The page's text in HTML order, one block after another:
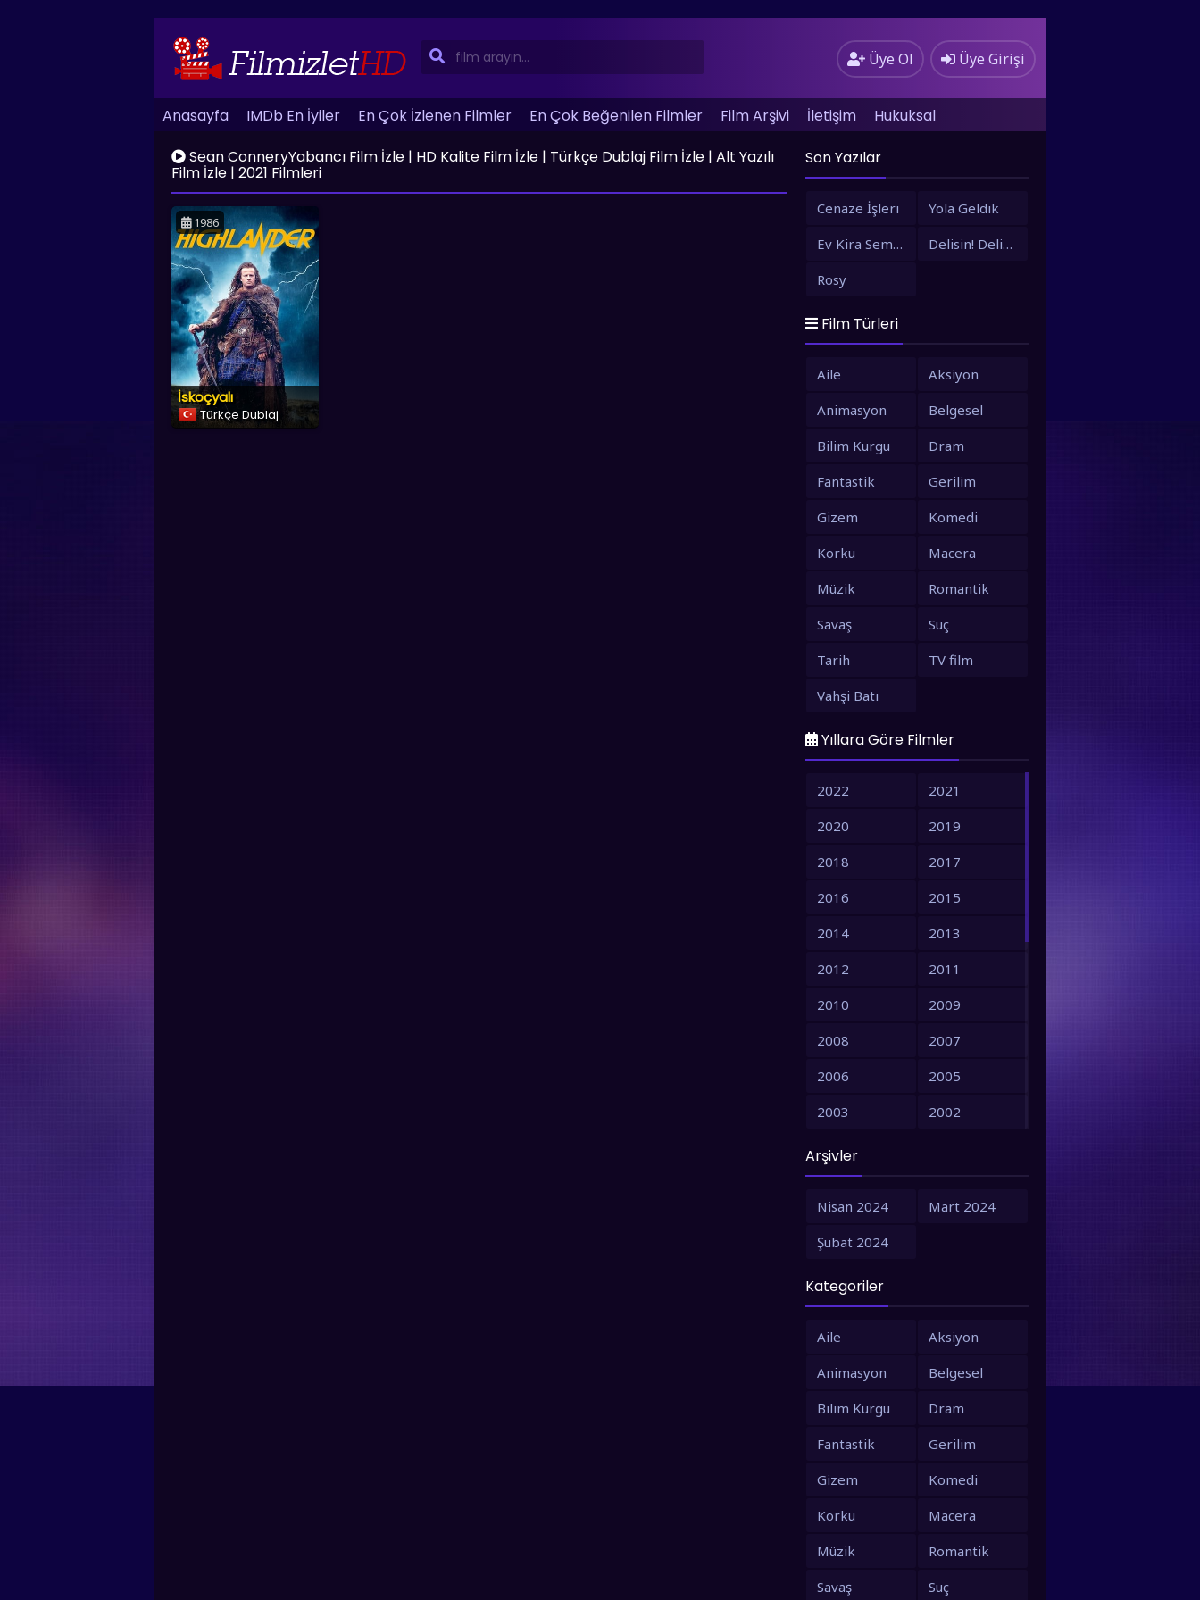
Üye Ol Üye Girişi
Anasayfa IMDb En İyiler En Çok İzlenen Filmler En Çok Beğenilen Filmler Film Arşivi İletişim
Hukuksal
Sean ConneryYabancı Film İzle | HD Kalite Film İzle | Türkçe Dublaj Film İzle | Alt Yazılı
Film İzle | 2021 Filmleri
1986
İskoçyalı
Türkçe Dublaj
Son Yazılar
Cenaze İşleri
Yola Geldik
Ev Kira Semt Bizim
Delisin! Delisin!
Rosy
Film Türleri
Aile
Aksiyon
Animasyon
Belgesel
Bilim Kurgu
Dram
Fantastik
Gerilim
Gizem
Komedi
Korku
Macera
Müzik
Romantik
Savaş
Suç
Tarih
TV film
Vahşi Batı
Yıllara Göre Filmler
2022
2021
2020
2019
2018
2017
2016
2015
2014
2013
2012
2011
2010
2009
2008
2007
2006
2005
2003
2002
2001
1993
1991
Arşivler
Nisan 2024
Mart 2024
Şubat 2024
Kategoriler
Aile
Aksiyon
Animasyon
Belgesel
Bilim Kurgu
Dram
Fantastik
Gerilim
Gizem
Komedi
Korku
Macera
Müzik
Romantik
Savaş
Suç